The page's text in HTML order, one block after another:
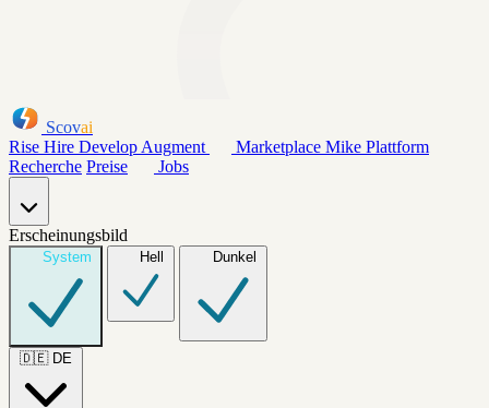
Scovai
Rise Hire Develop Augment Marketplace Mike Plattform
Recherche Preise Jobs
Erscheinungsbild
System Hell Dunkel
🇩🇪 DE